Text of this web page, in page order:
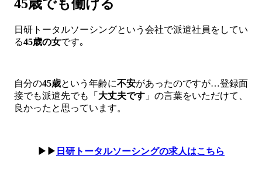
45歳でも働ける
日研トータルソーシングという会社で派遣社員をしてい
る45歳の女です｡
自分の45歳という年齢に不安があったのですが…登録面
接でも派遣先でも「 大丈夫です 」の言葉をいただけて、
良かったと思っています。
▶▶ 日研トータルソーシングの求人はこちら